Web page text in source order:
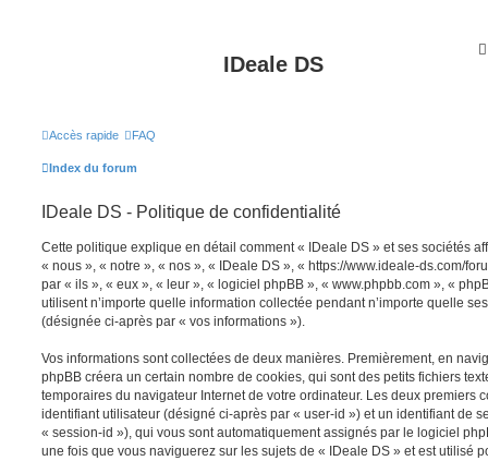
IDeale DS
Accès rapide FAQ
Index du forum
IDeale DS - Politique de confidentialité
Cette politique explique en détail comment « IDeale DS » et ses sociétés
« nous », « notre », « nos », « IDeale DS », « https://www.ideale-ds.com/
par « ils », « eux », « leur », « logiciel phpBB », « www.phpbb.com », «
utilisent n’importe quelle information collectée pendant n’importe quelle
(désignée ci-après par « vos informations »).
Vos informations sont collectées de deux manières. Premièrement, en
phpBB créera un certain nombre de cookies, qui sont des petits fichiers
temporaires du navigateur Internet de votre ordinateur. Les deux premiers
identifiant utilisateur (désigné ci-après par « user-id ») et un identifiant de
« session-id »), qui vous sont automatiquement assignés par le logiciel
une fois que vous naviguerez sur les sujets de « IDeale DS » et est utilisé